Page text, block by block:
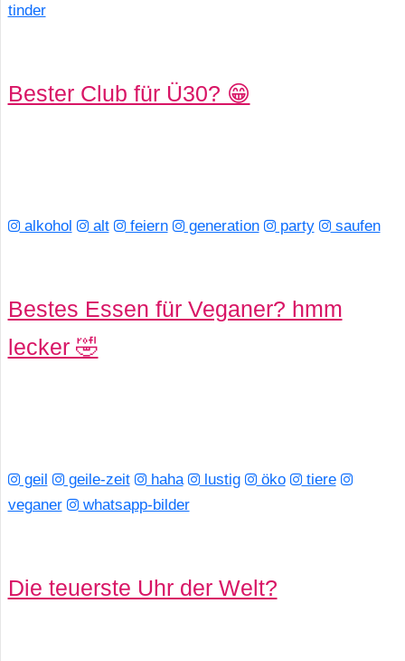
tinder
Bester Club für Ü30? 😁
alkohol alt feiern generation party saufen
Bestes Essen für Veganer? hmm
lecker 🤣
geil geile-zeit haha lustig öko
tiere
veganer
whatsapp-bilder
Die teuerste Uhr der Welt?